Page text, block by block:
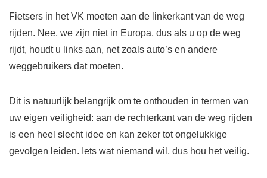
Fietsers in het VK moeten aan de linkerkant van de weg
rijden. Nee, we zijn niet in Europa, dus als u op de weg
rijdt, houdt u links aan, net zoals auto’s en andere
weggebruikers dat moeten.
Dit is natuurlijk belangrijk om te onthouden in termen van
uw eigen veiligheid: aan de rechterkant van de weg rijden
is een heel slecht idee en kan zeker tot ongelukkige
gevolgen leiden. Iets wat niemand wil, dus hou het veilig.